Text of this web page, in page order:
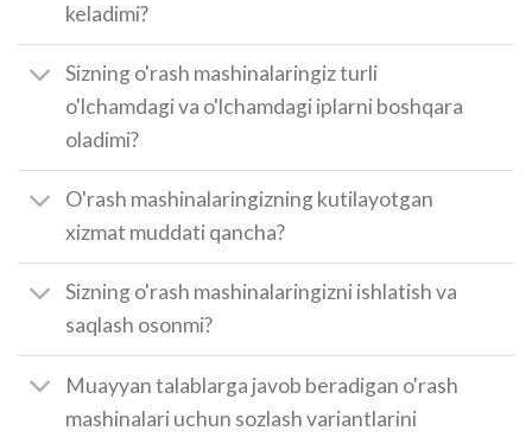
keladimi?
Sizning o'rash mashinalaringiz turli
o'lchamdagi va o'lchamdagi iplarni boshqara
oladimi?
O'rash mashinalaringizning kutilayotgan
xizmat muddati qancha?
Sizning o'rash mashinalaringizni ishlatish va
saqlash osonmi?
Muayyan talablarga javob beradigan o'rash
mashinalari uchun sozlash variantlarini